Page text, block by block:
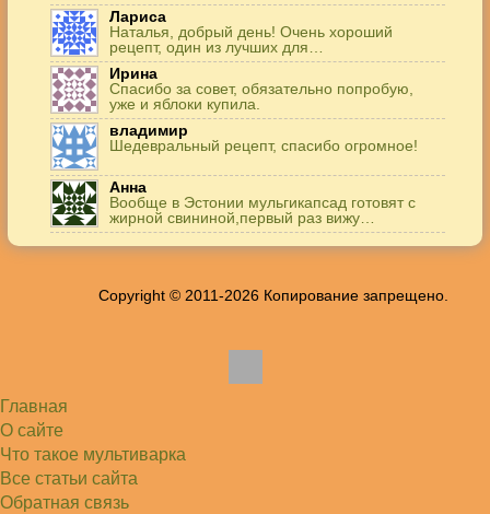
Лариса
Наталья, добрый день! Очень хороший
рецепт, один из лучших для…
Ирина
Спасибо за совет, обязательно попробую,
уже и яблоки купила.
владимир
Шедевральный рецепт, спасибо огромное!
Анна
Вообще в Эстонии мульгикапсад готовят с
жирной свининой,первый раз вижу…
Игорь
Жанна
и сырую курочку, и…
Света
Советую простой рецепт как готовили наши
бабушки, на 5 минут…
Copyright © 2011-2026 Копирование запрещено.
Главная
О сайте
Что такое мультиварка
Все статьи сайта
Обратная связь